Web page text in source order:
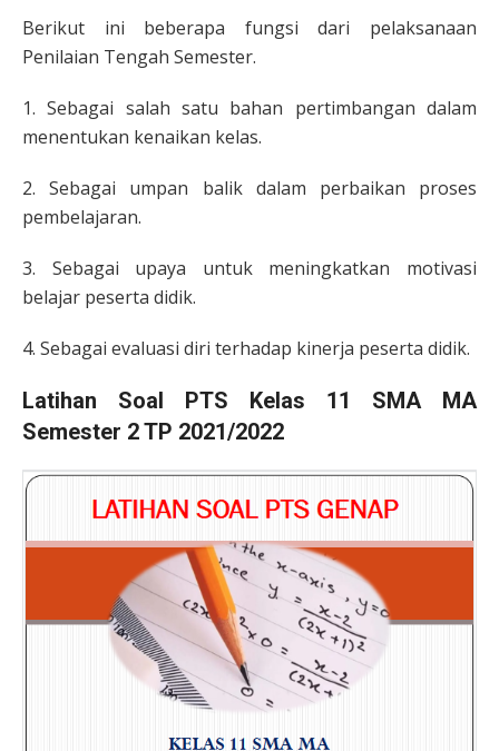
Berikut ini beberapa fungsi dari pelaksanaan
Penilaian Tengah Semester.
1. Sebagai salah satu bahan pertimbangan dalam
menentukan kenaikan kelas.
2. Sebagai umpan balik dalam perbaikan proses
pembelajaran.
3. Sebagai upaya untuk meningkatkan motivasi
belajar peserta didik.
4. Sebagai evaluasi diri terhadap kinerja peserta didik.
Latihan Soal PTS Kelas 11
SMA MA
Semester 2 TP 2021/2022